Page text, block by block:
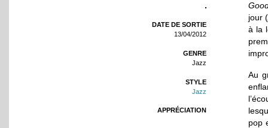
DATE DE SORTIE
13/04/2012
GENRE
Jazz
STYLE
Jazz
APPRÉCIATION
jour (
à la
Au
pop